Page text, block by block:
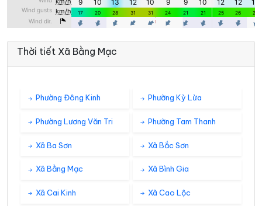
Thời tiết Xã Bằng Mạc
Phường Đông Kinh Phường Kỳ Lừa
Phường Lương Văn Tri Phường Tam Thanh
Xã Ba Sơn Xã Bắc Sơn
Xã Bằng Mạc Xã Bình Gia
Xã Cai Kinh Xã Cao Lộc